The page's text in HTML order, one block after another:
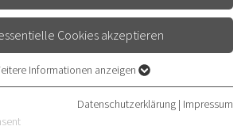
BERGSTRASSE
Cookies akzeptieren
werden für grundlegende Funktionen der
Dadurch ist gewährleistet, dass die Webseite
Informationen anzeigen
Datenschutzerklärung | Impressum